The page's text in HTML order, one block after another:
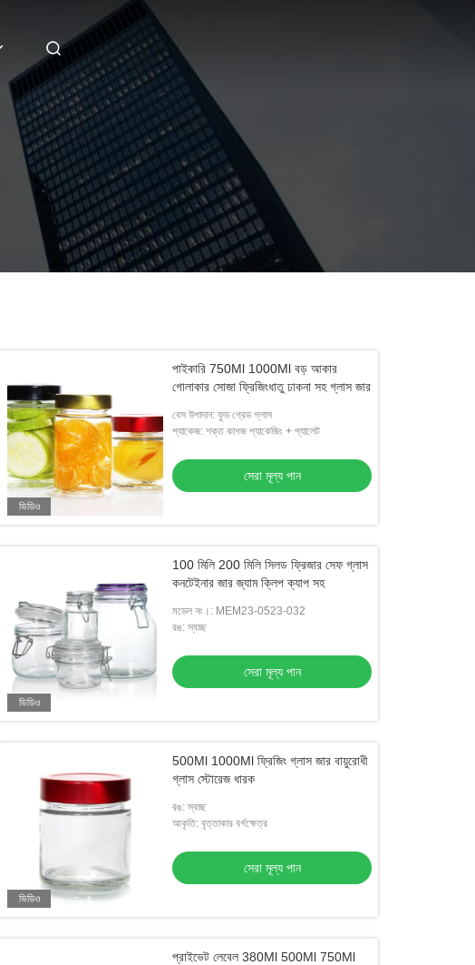
ভিডিও
পাইকারি 750Ml 1000Ml বড় আকার
গোলাকার সোজা ফ্রিজিংধাতু ঢাকনা সহ গ্লাস জার
বেস উপাদান: ফুড গ্রেড গ্লাস
প্যাকেজ: শক্ত কাগজ প্যাকেজিং + প্যালেট
সেরা মূল্য পান
ভিডিও
100 মিলি 200 মিলি সিলড ফ্রিজার সেফ গ্লাস
কনটেইনার জার জ্যাম ক্লিপ ক্যাপ সহ
মডেল নং।: MEM23-0523-032
রঙ: স্বচ্ছ
সেরা মূল্য পান
ভিডিও
500Ml 1000Ml ফ্রিজিং গ্লাস জার বায়ুরোধী
গ্লাস স্টোরেজ ধারক
রঙ: স্বচ্ছ
আকৃতি: বৃত্তাকার বর্গক্ষেত্র
সেরা মূল্য পান
প্রাইভেট লেবেল 380Ml 500Ml 750Ml